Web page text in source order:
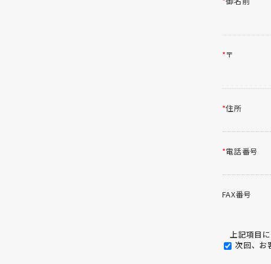
*〒
*住所
*電話番号
FAX番号
上記項目に
次回、お